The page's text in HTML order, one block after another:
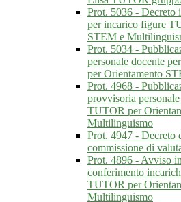
Prot. 5036 - Decreto
per incarico figure
STEM e
Prot. 5034 -
personale docente
per Orientamento
Prot. 4968 -
provvisoria
TUTOR per
Multilinguismo
Prot. 4947 - Decreto
commissione di
Prot. 4896 - Avviso
conferimento
TUTOR per
Multilinguismo